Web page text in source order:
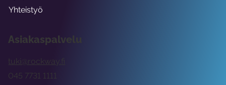
Asiakaspalvelu
tuki@rockway.fi
045 7731 1111
Yhteistyö